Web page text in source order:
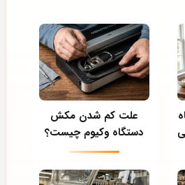
علت کم شدن مکش
دستگاه وکیوم چیست؟